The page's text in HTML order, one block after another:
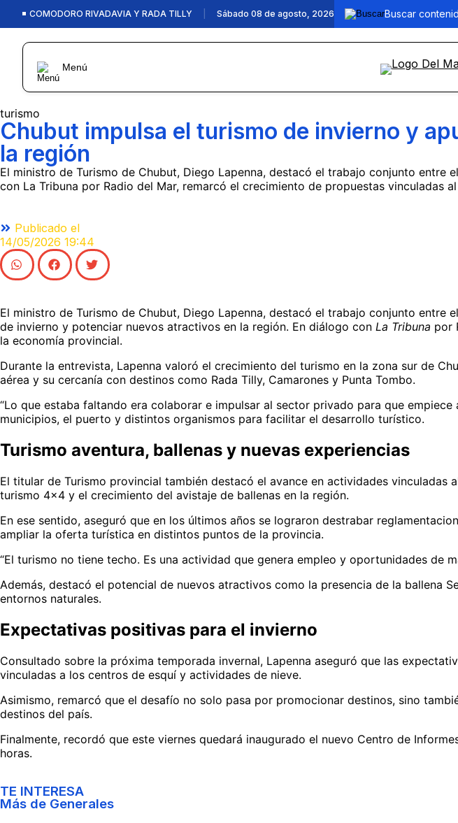
COMODORO RIVADAVIA Y RADA TILLY Sábado 08 de agosto, 2026
Menú
turismo
Chubut impulsa el turismo de invierno y
la región
El ministro de Turismo de Chubut, Diego Lapenna, destacó el trabajo conjunto
con La Tribuna por Radio del Mar, remarcó el crecimiento de propuestas vinculadas
Publicado el
14/05/2026 19:44
El ministro de Turismo de Chubut, Diego Lapenna, destacó el trabajo conjunto
de invierno y potenciar nuevos atractivos en la región. En diálogo con La Tribuna por
la economía provincial.
Durante la entrevista, Lapenna valoró el crecimiento del turismo en la zona sur de
aérea y su cercanía con destinos como Rada Tilly, Camarones y Punta Tombo.
“Lo que estaba faltando era colaborar e impulsar al sector privado para que
municipios, el puerto y distintos organismos para facilitar el desarrollo turístico.
Turismo aventura, ballenas y nuevas experiencias
El titular de Turismo provincial también destacó el avance en actividades
turismo 4×4 y el crecimiento del avistaje de ballenas en la región.
En ese sentido, aseguró que en los últimos años se lograron destrabar
ampliar la oferta turística en distintos puntos de la provincia.
“El turismo no tiene techo. Es una actividad que genera empleo y oportunidades de
Además, destacó el potencial de nuevos atractivos como la presencia de la ballena
entornos naturales.
Expectativas positivas para el invierno
Consultado sobre la próxima temporada invernal, Lapenna aseguró que las
vinculadas a los centros de esquí y actividades de nieve.
Asimismo, remarcó que el desafío no solo pasa por promocionar destinos, sino
destinos del país.
Finalmente, recordó que este viernes quedará inaugurado el nuevo Centro de
horas.
TE INTERESA
Más de Generales